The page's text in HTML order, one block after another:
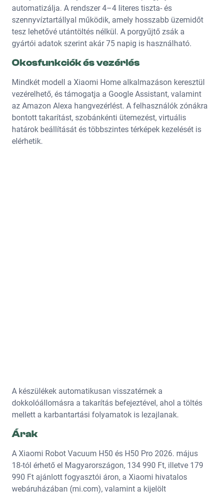
automatizálja. A rendszer 4–4 literes tiszta- és
szennyvíztartállyal működik, amely hosszabb üzemidőt
tesz lehetővé utántöltés nélkül. A porgyűjtő zsák a
gyártói adatok szerint akár 75 napig is használható.
Okosfunkciók és vezérlés
Mindkét modell a Xiaomi Home alkalmazáson keresztül
vezérelhető, és támogatja a Google Assistant, valamint
az Amazon Alexa hangvezérlést. A felhasználók zónákra
bontott takarítást, szobánkénti ütemezést, virtuális
határok beállítását és többszintes térképek kezelését is
elérhetik.
A készülékek automatikusan visszatérnek a
dokkolóállomásra a takarítás befejeztével, ahol a töltés
mellett a karbantartási folyamatok is lezajlanak.
Árak
A Xiaomi Robot Vacuum H50 és H50 Pro 2026. május
18-tól érhető el Magyarországon, 134 990 Ft, illetve 179
990 Ft ajánlott fogyasztói áron, a Xiaomi hivatalos
webáruházában (mi.com), valamint a kijelölt